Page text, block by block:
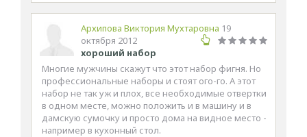
Архипова Виктория Мухтаровна 19
октября 2012
хороший набор
Многие мужчины скажут что этот набор фигня. Но
профессиональные наборы и стоят ого-го. А этот
набор не так уж и плох, все необходимые отвертки
в одном месте, можно положить и в машину и в
дамскую сумочку и просто дома на видное место -
например в кухонный стол.